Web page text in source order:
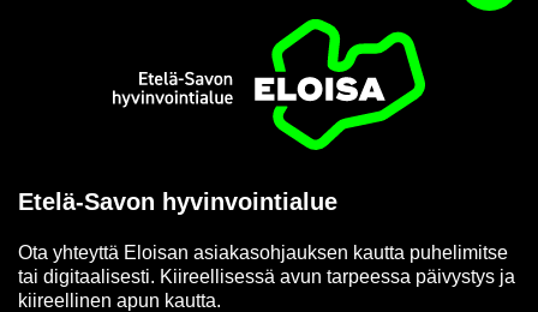
Etusi­vu
Etelä-​Savon hy­vin­voin­tia­lue
Ota yh­teyt­tä Eloi­san asia­kas­oh­jauk­sen kaut­ta pu­he­li­mit­se
tai di­gi­taa­li­ses­ti. Kii­reel­li­ses­sä avun tar­pees­sa päi­vys­tys ja
kii­reel­li­nen apun kaut­ta.